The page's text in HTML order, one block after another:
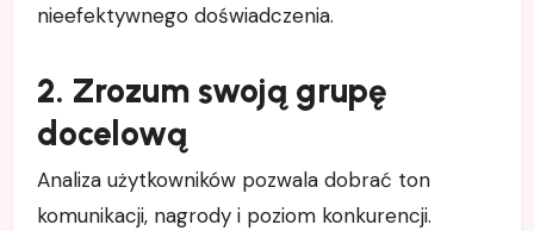
nieefektywnego doświadczenia.
2. Zrozum swoją grupę
docelową
Analiza użytkowników pozwala dobrać ton
komunikacji, nagrody i poziom konkurencji.